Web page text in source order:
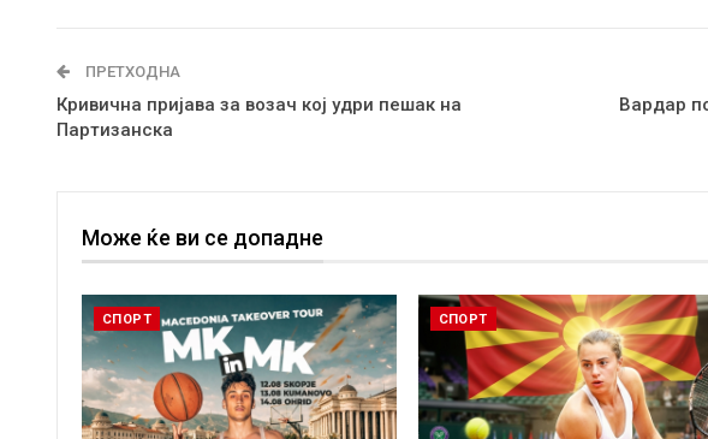
ПРЕТХОДНА
Кривична пријава за возач кој удри пешак на
Партизанска
Вардар
Може ќе ви се допадне
СПОРТ СПОРТ